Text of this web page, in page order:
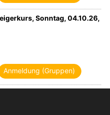
Sonntag, 04.10.26,
Anmeldung (Gruppen)